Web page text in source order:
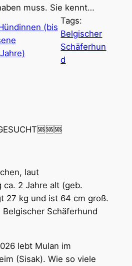
muss. Sie kennt…
(bis
Tags:
Belgischer
Schäferhun
d
laut
2 Jahre alt (geb.
27 kg und ist 64 cm groß.
Schäferhund
lebt Mulan im
(Sisak). Wie so viele